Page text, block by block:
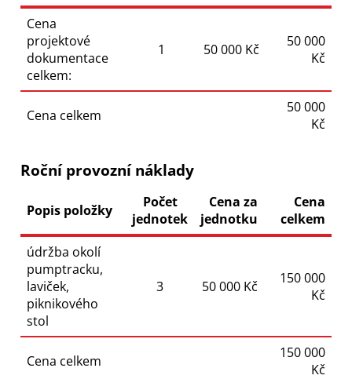
Cena
projektové
dokumentace
celkem:
1 50 000 Kč
50 000
Kč
Cena celkem
50 000
Kč
Roční provozní náklady
Popis položky
Počet
jednotek
Cena za
jednotku
Cena
celkem
údržba okolí
pumptracku,
laviček,
piknikového
stol
3 50 000 Kč
150 000
Kč
Cena celkem
150 000
Kč